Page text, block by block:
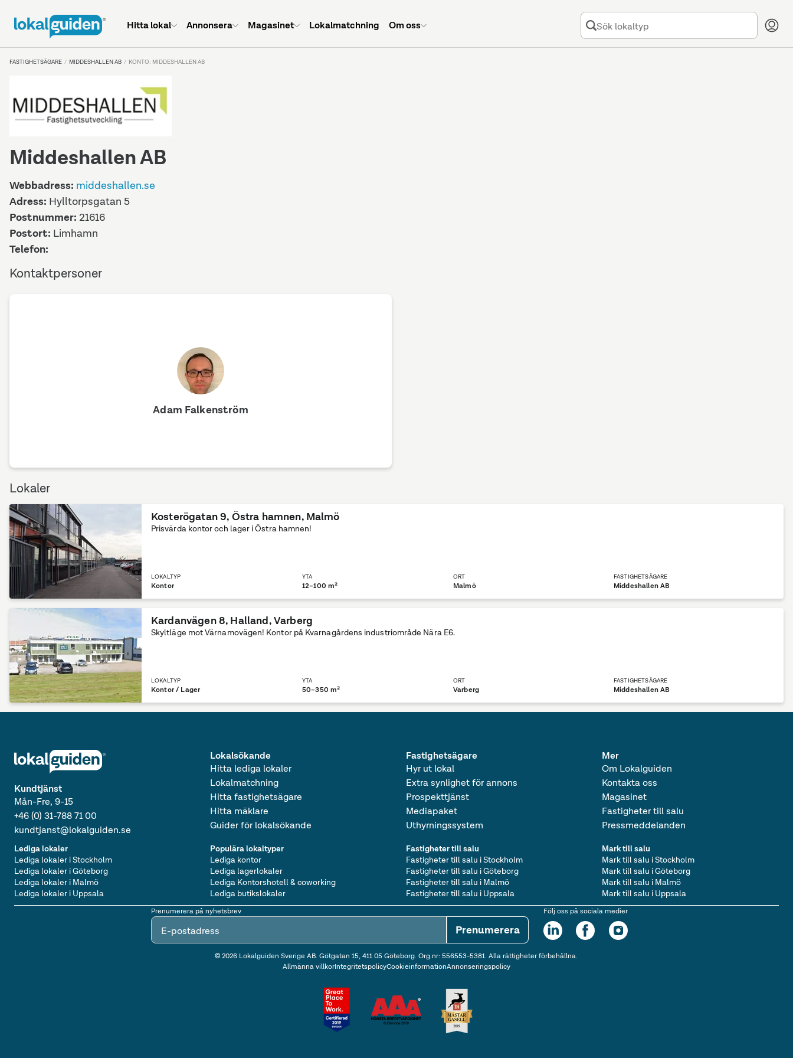
Hitta lokal Annonsera Magasinet Lokalmatchning Om oss
FASTIGHETSÄGARE MIDDESHALLEN AB KONTO: MIDDESHALLEN AB
Middeshallen AB
Webbadress: middeshallen.se
Adress: Hylltorpsgatan 5
Postnummer: 21616
Postort: Limhamn
Telefon:
Kontaktpersoner
Adam Falkenström
Lokaler
Kosterögatan 9, Östra hamnen, Malmö
Prisvärda kontor och lager i Östra hamnen!
LOKALTYP
Kontor
YTA
12–100 m²
ORT
Malmö
FASTIGHETSÄGARE
Middeshallen AB
Kardanvägen 8, Halland, Varberg
Skyltläge mot Värnamovägen! Kontor på Kvarnagårdens industriområde Nära E6.
LOKALTYP
Kontor / Lager
YTA
50–350 m²
ORT
Varberg
FASTIGHETSÄGARE
Middeshallen AB
Kundtjänst
Mån-Fre, 9-15
+46 (0) 31-788 71 00
kundtjanst@lokalguiden.se
Lokalsökande
Hitta lediga lokaler
Lokalmatchning
Hitta fastighetsägare
Hitta mäklare
Guider för lokalsökande
Fastighetsägare
Hyr ut lokal
Extra synlighet för annons
Prospekttjänst
Mediapaket
Uthyrningssystem
Mer
Om Lokalguiden
Kontakta oss
Magasinet
Fastigheter till salu
Pressmeddelanden
Lediga lokaler
Lediga lokaler i Stockholm
Lediga lokaler i Göteborg
Lediga lokaler i Malmö
Lediga lokaler i Uppsala
Populära lokaltyper
Lediga kontor
Lediga lagerlokaler
Lediga Kontorshotell & coworking
Lediga butikslokaler
Fastigheter till salu
Fastigheter till salu i Stockholm
Fastigheter till salu i Göteborg
Fastigheter till salu i Malmö
Fastigheter till salu i Uppsala
Mark till salu
Mark till salu i Stockholm
Mark till salu i Göteborg
Mark till salu i Malmö
Mark till salu i Uppsala
Prenumerera på nyhetsbrev
E-postadress Prenumerera
Följ oss på sociala medier
©2026 Lokalguiden Sverige AB. Götgatan 15, 411 05 Göteborg. Org.nr: 556553-5381. Alla rättigheter förbehållna.
Allmänna villkorIntegritetspolicyCookieinformationAnnonseringspolicy